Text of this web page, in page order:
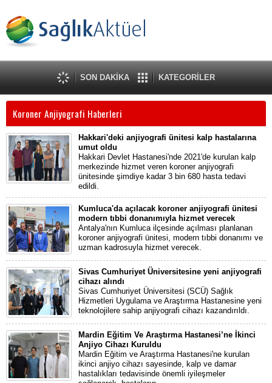
SON DAKİKA KATEGORİLER
Koroner Anjiyografi Haberleri
Hakkari'deki anjiyografi ünitesi kalp hastalarına
umut oldu
Hakkari Devlet Hastanesi'nde 2021'de kurulan kalp
merkezinde hizmet veren koroner anjiyografi
ünitesinde şimdiye kadar 3 bin 680 hasta tedavi
edildi.
Kumluca'da açılacak koroner anjiyografi ünitesi
modern tıbbi donanımıyla hizmet verecek
Antalya'nın Kumluca ilçesinde açılması planlanan
koroner anjiyografi ünitesi, modern tıbbi donanımı ve
uzman kadrosuyla hizmet verecek.
Sivas Cumhuriyet Üniversitesine yeni anjiyografi
cihazı alındı
Sivas Cumhuriyet Üniversitesi (SCÜ) Sağlık
Hizmetleri Uygulama ve Araştırma Hastanesine yeni
teknolojilere sahip anjiyografi cihazı kazandırıldı.
Mardin Eğitim Ve Araştırma Hastanesi’ne İkinci
Anjiyo Cihazı Kuruldu
Mardin Eğitim ve Araştırma Hastanesi'ne kurulan
ikinci anjiyo cihazı sayesinde, kalp ve damar
hastalıkları tedavisinde önemli iyileşmeler